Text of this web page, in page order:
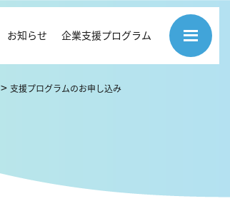
お知らせ 企業支援プログラム
> 支援プログラムのお申し込み